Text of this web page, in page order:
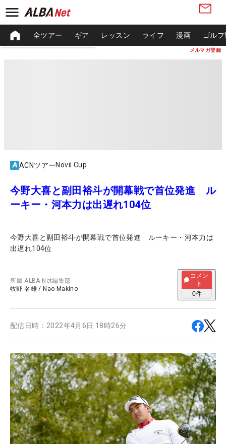
メルマガ登録
全ツアー ギア レッスン ライフ 漫画 ゴル
ACNツアーNovil Cup
今野大喜と副田裕斗が開幕戦で首位発進 ル
ーキー・河本力は出遅れ104位
今野大喜と副田裕斗が開幕戦で首位発進 ルーキー・河本力は
出遅れ104位
所属ALBA Net編集部
牧野 名雄 / Nao Makino
コメン
ト
0件
配信日時： 2022年4月6日 18時26分